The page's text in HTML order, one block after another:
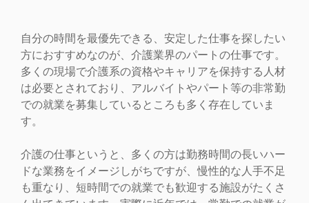
自分の時間を最優先できる、安定した仕事を探したい
方におすすめなのが、介護業界のパートの仕事です。
多くの現場で介護系の資格やキャリアを保持する人材
は必要とされており、アルバイトやパート等の非常勤
での就業を募集しているところも多く存在していま
す。
介護の仕事というと、多くの方は勤務時間の長いハー
ドな業務をイメージしがちですが、慢性的な人手不足
も重なり、短時間での就業でも歓迎する施設がたくさ